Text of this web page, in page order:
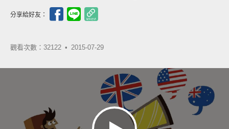
分享給好友：
觀看次數：32122 • 2015-07-29